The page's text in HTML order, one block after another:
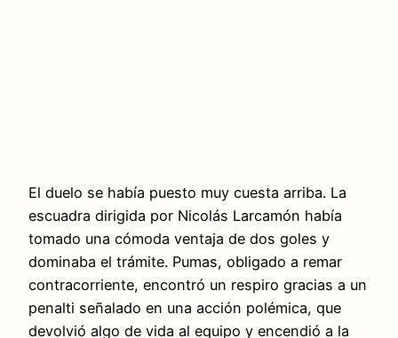
El duelo se había puesto muy cuesta arriba. La
escuadra dirigida por Nicolás Larcamón había
tomado una cómoda ventaja de dos goles y
dominaba el trámite. Pumas, obligado a remar
contracorriente, encontró un respiro gracias a un
penalti señalado en una acción polémica, que
devolvió algo de vida al equipo y encendió a la